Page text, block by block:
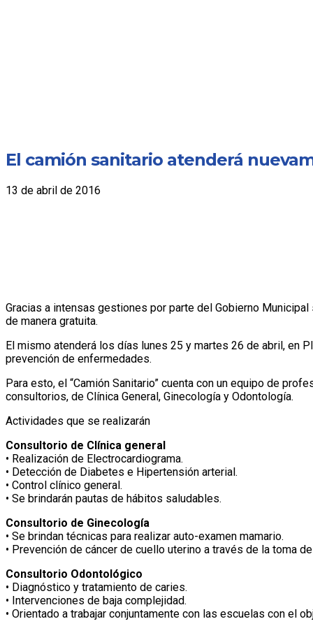
El camión sanitario atenderá
13 de abril de 2016
Gracias a intensas gestiones por parte del Gobierno
de manera gratuita.
El mismo atenderá los días lunes 25 y martes 26 de abril, en
prevención de enfermedades.
Para esto, el “Camión Sanitario” cuenta con un equipo de
consultorios, de Clínica General, Ginecología y Odontología.
Actividades que se realizarán
Consultorio de Clínica general
• Realización de Electrocardiograma.
• Detección de Diabetes e Hipertensión arterial.
• Control clínico general.
• Se brindarán pautas de hábitos saludables.
Consultorio de Ginecología
• Se brindan técnicas para realizar auto-examen mamario.
• Prevención de cáncer de cuello uterino a través de la toma
Consultorio Odontológico
• Diagnóstico y tratamiento de caries.
• Intervenciones de baja complejidad.
• Orientado a trabajar conjuntamente con las escuelas con el